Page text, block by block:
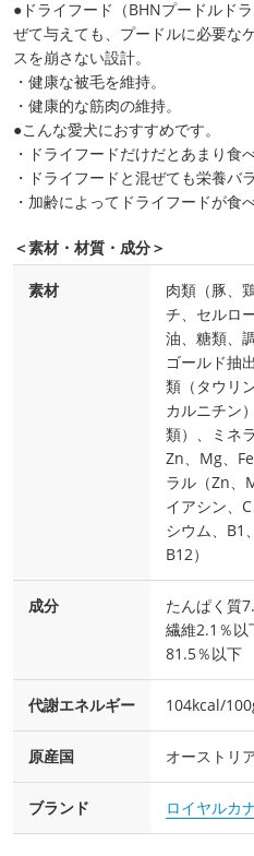
●ドライフード（BHNプードルド
ぜて与えても、プードルに必要な
スを崩さない設計。
・健康な被毛を維持。
・健康的な筋肉の維持。
●こんな愛犬におすすめです。
・ドライフードだけだとあまり食
・ドライフードと混ぜても栄養バ
・加齢によってドライフードが食
＜素材・材質・成分＞
素材
肉類（豚、
チ、セルロ
油、糖類、
ゴールド抽
類（タウリ
カルニチン
類）、ミネ
Zn、Mg、
ラル（Zn、
イアシン、
シウム、B1
B12）
成分
たんぱく質
繊維2.1％以
81.5％以下
代謝エネルギー 104kcal/
原産国 オーストリ
ブランド ロイヤルカ